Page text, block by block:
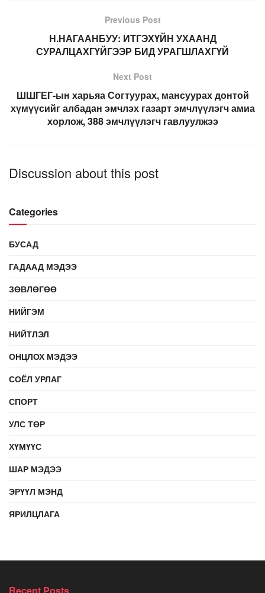
Previous Post
Н.НАГААНБУУ: ИТГЭХҮЙН УХААНД
СУРАЛЦАХГҮЙГЭЭР БИД УРАГШЛАХГҮЙ
Next Post
ШШГЕГ-ын харьяа Согтуурах, мансуурах донтой
хүмүүсийг албадан эмчлэх газарт эмчлүүлэгч амиа
хорлож, 388 эмчлүүлэгч гавлуулжээ
Discussion about this post
Categories
БУСАД
ГАДААД МЭДЭЭ
ЗӨВЛӨГӨӨ
НИЙГЭМ
НИЙТЛЭЛ
ОНЦЛОХ МЭДЭЭ
СОЁЛ УРЛАГ
СПОРТ
УЛС ТӨР
ХҮМҮҮС
ШАР МЭДЭЭ
ЭРҮҮЛ МЭНД
ЯРИЛЦЛАГА